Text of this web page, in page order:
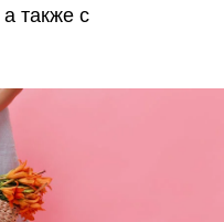
также с